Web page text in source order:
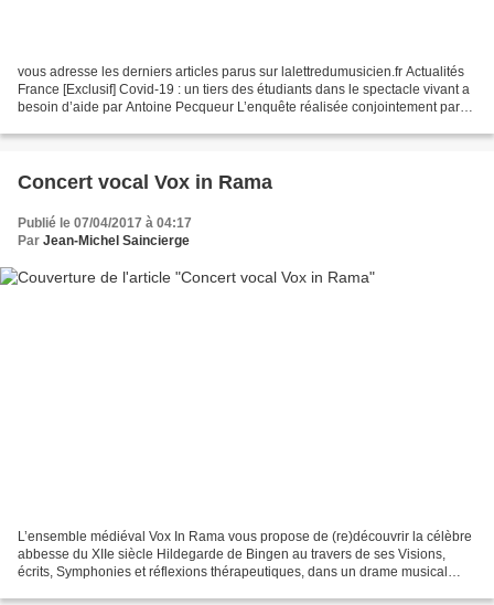
vous adresse les derniers articles parus sur lalettredumusicien.fr Actualités
France [Exclusif] Covid-19 : un tiers des étudiants dans le spectacle vivant a
besoin d’aide par Antoine Pecqueur L’enquête réalisée conjointement par
Concert vocal Vox in Rama
Publié le 07/04/2017 à 04:17
Par Jean-Michel Saincierge
L’ensemble médiéval Vox In Rama vous propose de (re)découvrir la célèbre
abbesse du XIIe siècle Hildegarde de Bingen au travers de ses Visions,
écrits, Symphonies et réflexions thérapeutiques, dans un drame musical